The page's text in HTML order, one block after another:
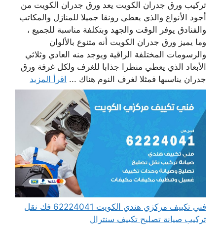
تركيب ورق جدران الكويت يعد ورق جدران الكويت من
أجود الأنواع والذي يعطي رونقا جميلا للمنازل والمكاتب
والفنادق يوفر الوقت والجهد وبتكلفة مناسبة للجميع ،
وما يميز ورق جدران الكويت أنه متنوع بالألوان
والرسومات المختلفة الراقية ويوجد منه العادي وثلاثي
الأبعاد الذي يعطي منظرا جذابا للغرف ولكل غرفة ورق
جدران يناسبها فمثلا لغرف النوم هناك ... اقرأ المزيد
فني تكييف مركزي هندي الكويت 62224041 فك نقل
تركيب صيانة تصليح تكييف سنترال